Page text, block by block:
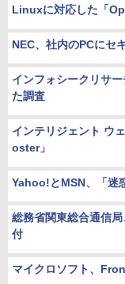
Linuxに対応した「
NEC、社内のPCにセ
インフォシークリサ
た調査
インテリジェント ウ
oster」
Yahoo!とMSN、「迷
総務省関東総合通信
付
マイクロソフト、